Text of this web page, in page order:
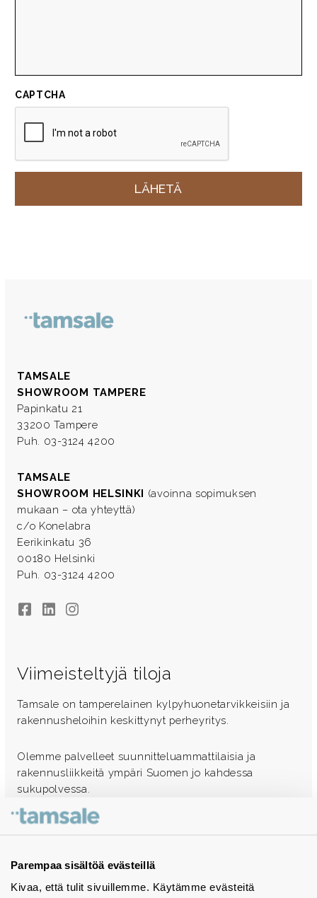
Parempaa sisältöä evästeillä
Kivaa, että tulit sivuillemme. Käytämme evästeitä
CAPTCHA
TAMSALE
SHOWROOM TAMPERE
Papinkatu 21
33200 Tampere
Puh. 03-3124 4200
TAMSALE
SHOWROOM HELSINKI (avoinna sopimuksen
mukaan – ota yhteyttä)
c/o Konelabra
Eerikinkatu 36
00180 Helsinki
Puh. 03-3124 4200
FacebookLinkedInInstagram
Viimeisteltyjä tiloja
Tamsale on tamperelainen kylpyhuonetarvikkeisiin ja
rakennusheloihin keskittynyt perheyritys.
Olemme palvelleet suunnitteluammattilaisia ja
rakennusliikkeitä ympäri Suomen jo kahdessa
sukupolvessa.
Ota yhteyttä - autamme mielellämme
Tuotekuvastot
Instagram